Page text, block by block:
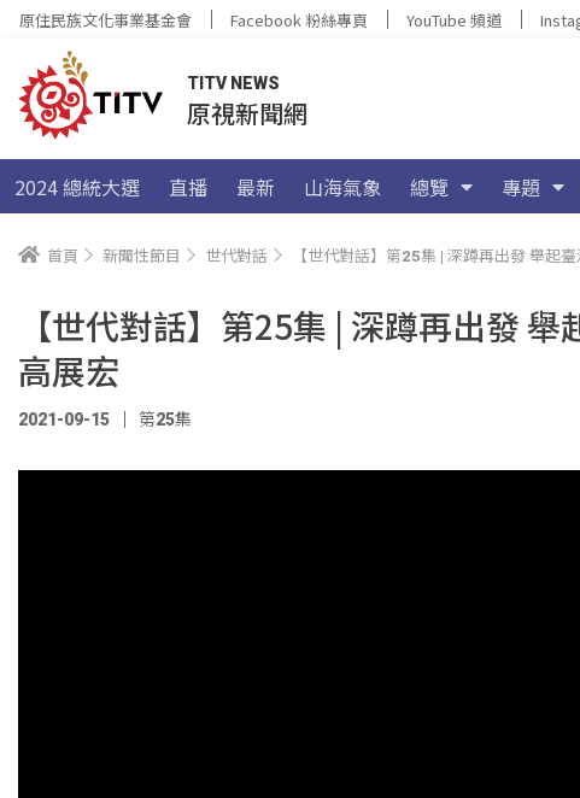
原住民族文化事業基金會 Facebook 粉絲專頁 YouTube 頻道
TITV NEWS
原視新聞網
2024 總統大選 直播 最新 山海氣象 總覽 專題
首頁 新聞性節目 世代對話 【世代對話】第25集 | 深蹲再出發 舉起
【世代對話】第25集 | 深蹲再出發
高展宏
2021-09-15 第25集